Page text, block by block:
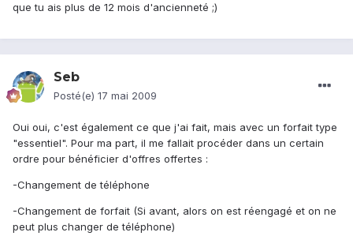
que tu ais plus de 12 mois d'ancienneté ;)
Seb
Posté(e) 17 mai 2009
Oui oui, c'est également ce que j'ai fait, mais avec un forfait type
"essentiel". Pour ma part, il me fallait procéder dans un certain
ordre pour bénéficier d'offres offertes :
-Changement de téléphone
-Changement de forfait (Si avant, alors on est réengagé et on ne
peut plus changer de téléphone)